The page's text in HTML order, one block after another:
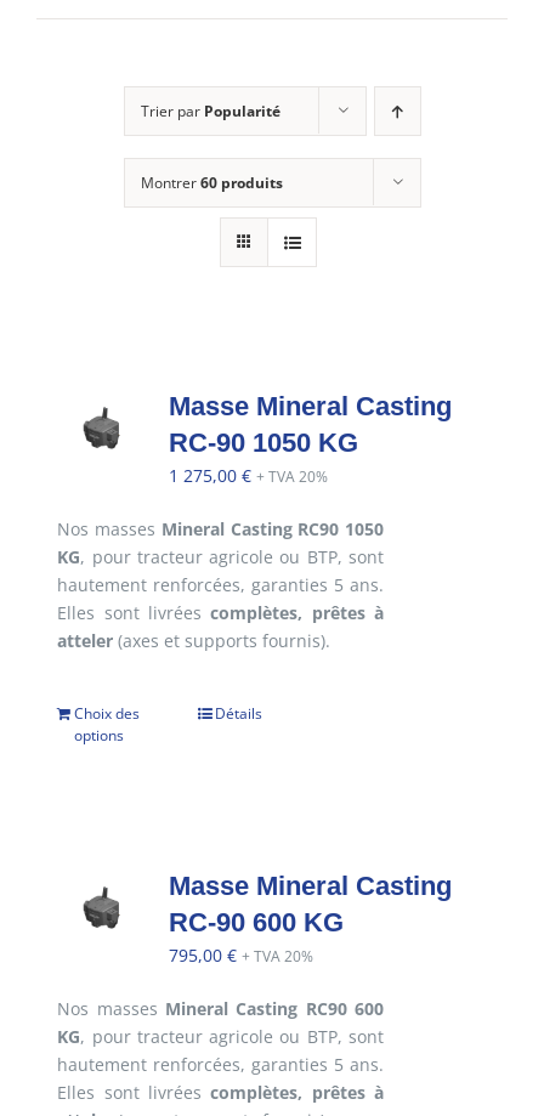
Trier par Popularité
Montrer60 produits
Masse Mineral Casting
RC-90 1050 KG
1 275,00€ + TVA 20%
Nos masses Mineral Casting RC90 1050
KG, pour tracteur agricole ou BTP, sont
hautement renforcées, garanties 5 ans.
Elles sont livréescomplètes, prêtes à
atteler (axes et supports fournis).
Choix des
options
Détails
Masse Mineral Casting
RC-90 600 KG
795,00€ + TVA 20%
Nos masses Mineral Casting RC90 600
KG, pour tracteur agricole ou BTP, sont
hautement renforcées, garanties 5 ans.
Elles sont livréescomplètes, prêtes à